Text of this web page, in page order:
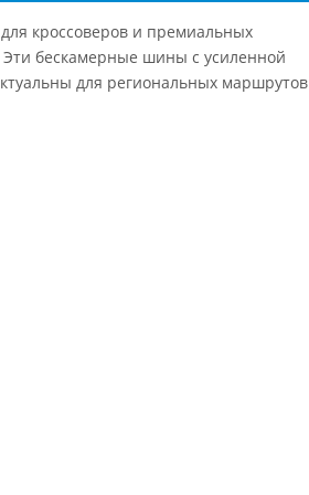
кроссоверов и премиальных
Эти бескамерные шины с усиленной
для региональных маршрутов